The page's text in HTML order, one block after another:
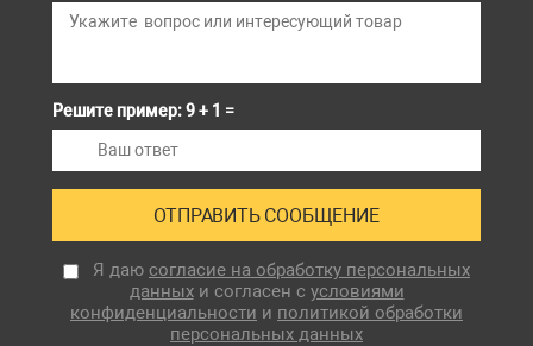
Решите пример: 9 + 1 =
Я даю согласие на обработку персональных
данныхи согласен с условиями
конфиденциальности и политикой обработки
персональных данных